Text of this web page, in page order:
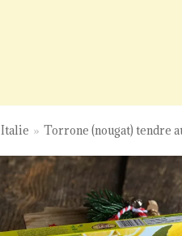
Italie » Torrone (nougat) tendre